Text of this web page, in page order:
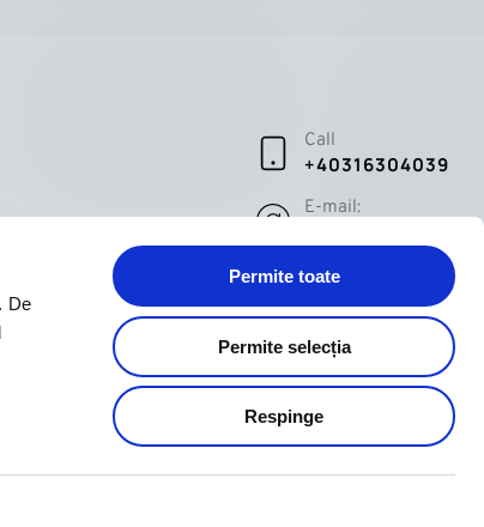
De
Permite toate
Permite selecția
Respinge
Call
+40316304039
E-mail: